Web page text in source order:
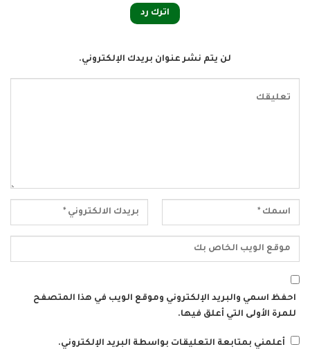
اترك رد
لن يتم نشر عنوان بريدك الإلكتروني.
احفظ اسمي والبريد الإلكتروني وموقع الويب في هذا المتصفح
للمرة الأولى التي أعلق فيها.
أعلمني بمتابعة التعليقات بواسطة البريد الإلكتروني.